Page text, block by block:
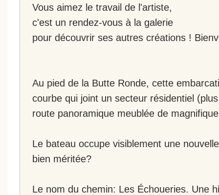
Vous aimez le travail de l'artiste,
c'est un rendez-vous à la galerie
pour découvrir ses autres créations !
Au pied de la Butte Ronde, cette
courbe qui joint un secteur résidentiel
route panoramique meublée de
Le bateau occupe visiblement une
bien méritée?
Le nom du chemin: Les Échoueries. Une